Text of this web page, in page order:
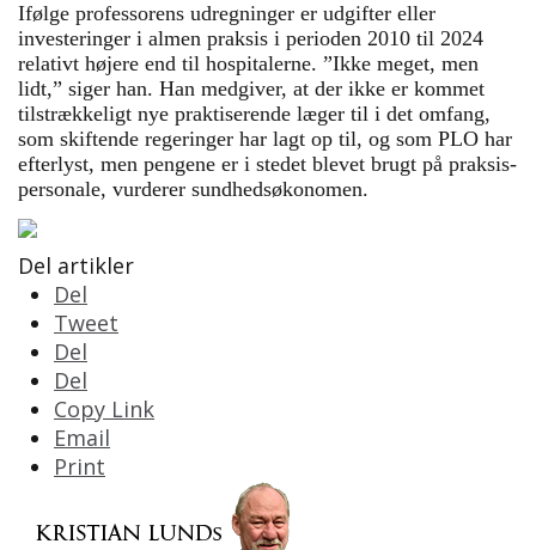
Ifølge professorens udregninger er udgifter eller
investeringer i almen praksis i perioden 2010 til 2024
relativt højere end til hospitalerne. ”Ikke meget, men
lidt,” siger han. Han medgiver, at der ikke er kommet
tilstrækkeligt nye praktiserende læger til i det omfang,
som skiftende regeringer har lagt op til, og som PLO har
efterlyst, men pengene er i stedet blevet brugt på praksis-
personale, vurderer sundhedsøkonomen.
Del artikler
Del
Tweet
Del
Del
Copy Link
Email
Print